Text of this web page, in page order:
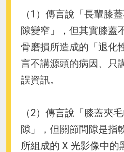
（1）傳言說「長輩膝
隙變窄」，但其實膝蓋
骨磨損所造成的「退化
言不講源頭的病因、只
誤資訊。
（2）傳言說「膝蓋夾
隙」，但關節間隙是指
所組成的 X 光影像中的